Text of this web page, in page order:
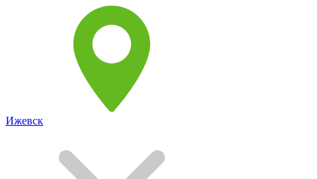
Ижевск